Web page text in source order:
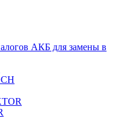
АКБ для замены в